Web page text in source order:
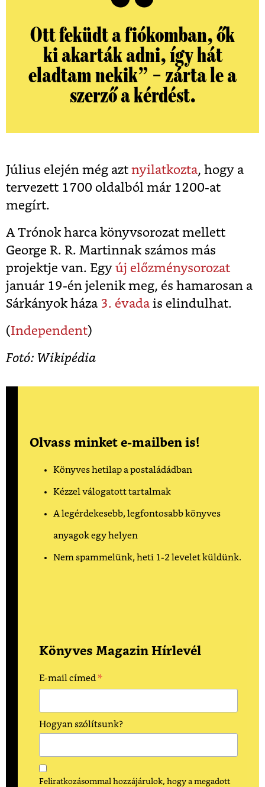
Ott feküdt a fiókomban, ők
ki akarták adni, így hát
eladtam nekik” – zárta le a
szerző a kérdést.
Július elején még azt nyilatkozta, hogy a
tervezett 1700 oldalból már 1200-at
megírt.
A Trónok harca könyvsorozat mellett
George R. R. Martinnak számos más
projektje van. Egy új előzménysorozat
január 19-én jelenik meg, és hamarosan a
Sárkányok háza 3. évadais elindulhat.
(Independent)
Fotó: Wikipédia
Olvass minket e-mailben is!
Könyves hetilap a postaládádban
Kézzel válogatott tartalmak
A legérdekesebb, legfontosabb könyves
anyagok egy helyen
Nem spammelünk, heti 1-2 levelet küldünk.
Könyves Magazin Hírlevél
E-mail címed*
Hogyan szólítsunk?
Feliratkozásommal hozzájárulok, hogy a megadott